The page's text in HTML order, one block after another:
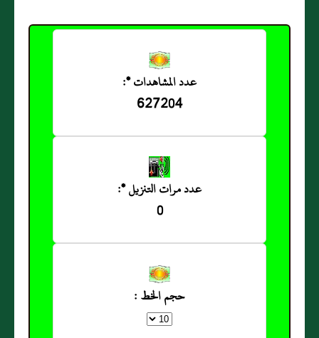
عدد المشاهدات *:
627204
عدد مرات التنزيل *:
0
حجم الخط :